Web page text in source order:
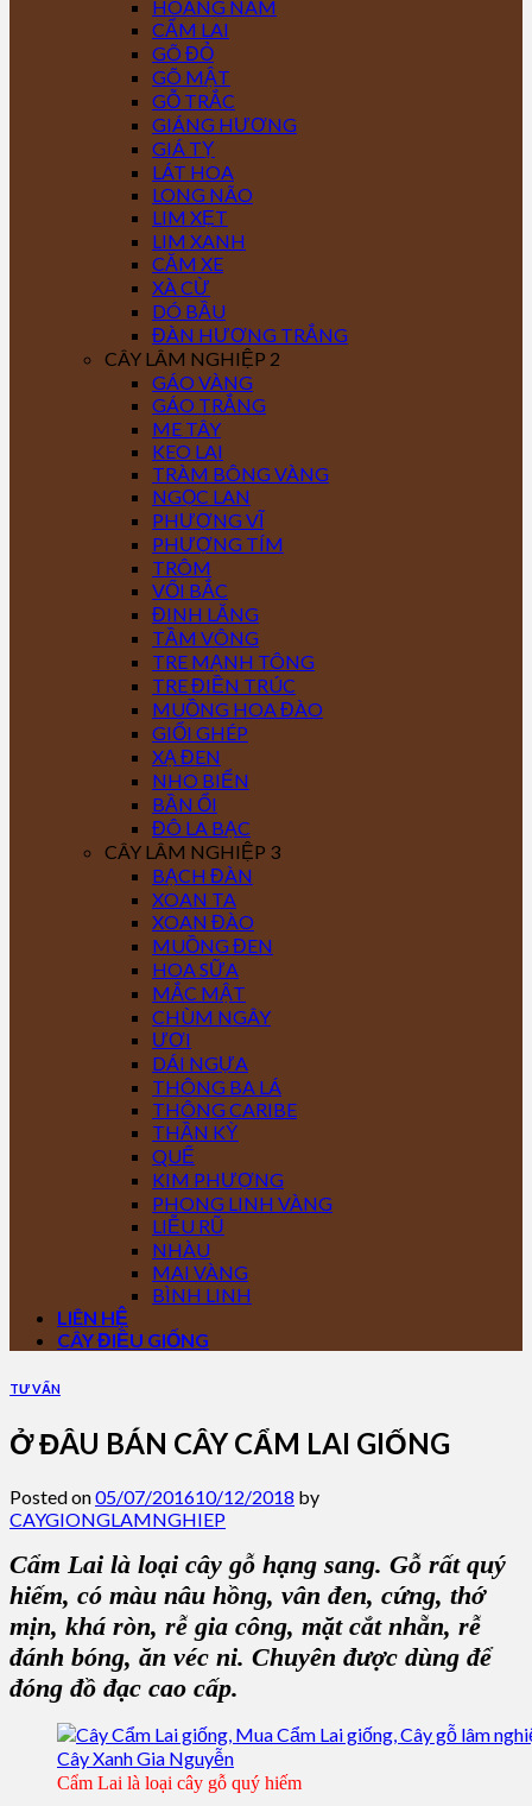
HOÀNG NAM
CẨM LAI
GÕ ĐỎ
GÕ MẬT
GỖ TRẮC
GIÁNG HƯƠNG
GIÁ TỴ
LÁT HOA
LONG NÃO
LIM XẸT
LIM XANH
CĂM XE
XÀ CỪ
DÓ BẦU
ĐÀN HƯƠNG TRẮNG
CÂY LÂM NGHIỆP 2
GÁO VÀNG
GÁO TRẮNG
ME TÂY
KEO LAI
TRÀM BÔNG VÀNG
NGỌC LAN
PHƯỢNG VĨ
PHƯỢNG TÍM
TRÔM
VỐI BẮC
ĐINH LĂNG
TẦM VÔNG
TRE MẠNH TÔNG
TRE ĐIỀN TRÚC
MUỒNG HOA ĐÀO
GIỔI GHÉP
XẠ ĐEN
NHO BIỂN
BẦN ỔI
ĐÔ LA BẠC
CÂY LÂM NGHIỆP 3
BẠCH ĐÀN
XOAN TA
XOAN ĐÀO
MUỒNG ĐEN
HOA SỮA
MẮC MẬT
CHÙM NGÂY
ƯƠI
DÁI NGỰA
THÔNG BA LÁ
THÔNG CARIBE
THẦN KỲ
QUẾ
KIM PHƯỢNG
PHONG LINH VÀNG
LIỄU RŨ
NHÀU
MAI VÀNG
BÌNH LINH
LIÊN HỆ
CÂY ĐIỀU GIỐNG
TƯ VẤN
Ở ĐÂU BÁN CÂY CẨM LAI GIỐNG
Posted on05/07/201610/12/2018 by
CAYGIONGLAMNGHIEP
Cẩm Lai là loại cây gỗ hạng sang. Gỗ rất quý
hiếm, có màu nâu hồng, vân đen, cứng, thớ
mịn, khá ròn, rễ gia công, mặt cắt nhẵn, rễ
đánh bóng, ăn véc ni. Chuyên được dùng để
đóng đồ đạc cao cấp.
Cẩm Lai là loại cây gỗ quý hiếm